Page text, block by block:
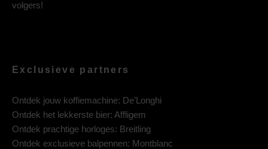
volgers!
Exclusieve partners
Ontdek jouw koffiemachine: De’Longhi
Ontdek het lekkerste bier: Affligem
Ontdek prachtige horloges: Breitling
Ontdek exclusieve balpennen: Montblanc